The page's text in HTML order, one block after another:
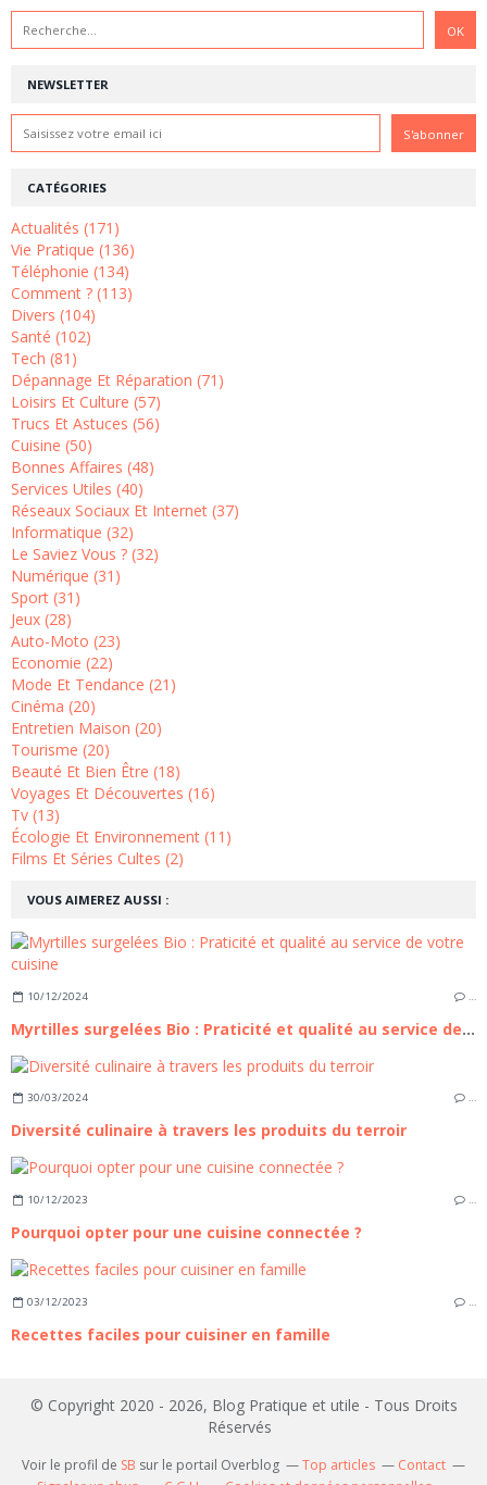
NEWSLETTER
VOUS AIMEREZ AUSSI :
10/12/2024 …
Myrtilles surgelées Bio : Praticité et qualité au service de votre cuisine
30/03/2024 …
Diversité culinaire à travers les produits du terroir
10/12/2023 …
Pourquoi opter pour une cuisine connectée ?
03/12/2023 …
Recettes faciles pour cuisiner en famille
CATÉGORIES
Actualités (171)
Vie Pratique (136)
Téléphonie (134)
Comment ? (113)
Divers (104)
Santé (102)
Tech (81)
Dépannage Et Réparation (71)
Loisirs Et Culture (57)
Trucs Et Astuces (56)
Cuisine (50)
Bonnes Affaires (48)
Services Utiles (40)
Réseaux Sociaux Et Internet (37)
Informatique (32)
Le Saviez Vous ? (32)
Numérique (31)
Sport (31)
Jeux (28)
Auto-Moto (23)
Economie (22)
Mode Et Tendance (21)
Cinéma (20)
Entretien Maison (20)
Tourisme (20)
Beauté Et Bien Être (18)
Voyages Et Découvertes (16)
Tv (13)
Écologie Et Environnement (11)
Films Et Séries Cultes (2)
© Copyright 2020 - 2026, Blog Pratique et utile - Tous Droits
Réservés
Voir le profil de SB sur le portail Overblog Top articles
Contact